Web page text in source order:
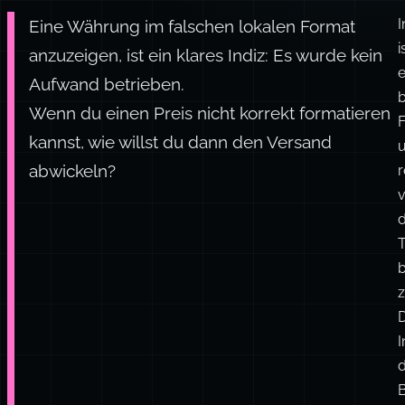
Eine Währung im falschen lokalen Format
anzuzeigen, ist ein klares Indiz: Es wurde kein
Aufwand betrieben.
Wenn du einen Preis nicht korrekt formatieren
kannst, wie willst du dann den Versand
abwickeln?